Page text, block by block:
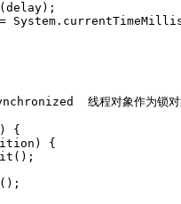
线程对象作为锁对
{
{